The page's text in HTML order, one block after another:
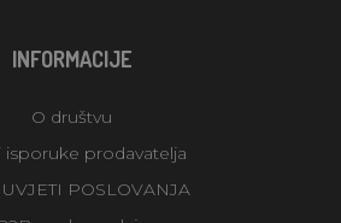
INFORMACIJE
O društvu
isporuke prodavatelja
POSLOVANJA